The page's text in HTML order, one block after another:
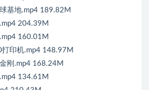
基地.mp4 189.82M
204.39M
160.01M
印机.mp4 148.97M
刚.mp4 168.24M
134.61M